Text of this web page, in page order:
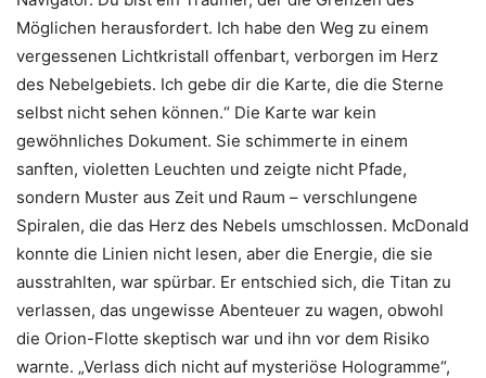
Möglichen herausfordert. Ich habe den Weg zu einem
vergessenen Lichtkristall offenbart, verborgen im Herz
des Nebelgebiets. Ich gebe dir die Karte, die die Sterne
selbst nicht sehen können.“ Die Karte war kein
gewöhnliches Dokument. Sie schimmerte in einem
sanften, violetten Leuchten und zeigte nicht Pfade,
sondern Muster aus Zeit und Raum – verschlungene
Spiralen, die das Herz des Nebels umschlossen. McDonald
konnte die Linien nicht lesen, aber die Energie, die sie
ausstrahlten, war spürbar. Er entschied sich, die Titan zu
verlassen, das ungewisse Abenteuer zu wagen, obwohl
die Orion-Flotte skeptisch war und ihn vor dem Risiko
warnte. „Verlass dich nicht auf mysteriöse Hologramme“,